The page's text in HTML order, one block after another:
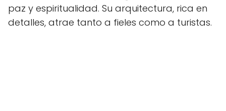
paz y espiritualidad. Su arquitectura, rica en
detalles, atrae tanto a fieles como a turistas.